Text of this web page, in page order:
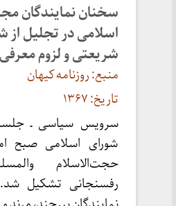
سخنان نمایندگان
اسلامی در تجلیل
شریعتی و لزوم
منبع: روزنامه کیهان
تاریخ: ۱۳۶۷
سرویس سیاسی ـ
شورای اسلامی صبح
حجت‌الاسلام
رفسنجانی تشکیل